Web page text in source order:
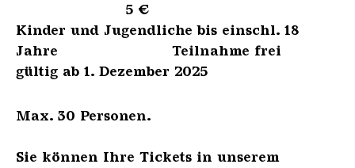
5 €
Kinder und Jugendliche bis einschl. 18
Jahre Teilnahme frei
gültig ab 1. Dezember 2025
Max. 30 Personen.
Sie können Ihre Tickets in unserem